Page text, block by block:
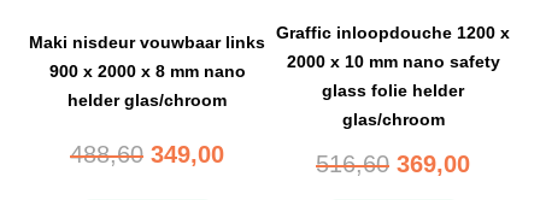
Maki nisdeur vouwbaar links
900 x 2000 x 8 mm nano
helder glas/chroom
488,60 349,00
Graffic inloopdouche 1200 x
2000 x 10 mm nano safety
glass folie helder
glas/chroom
516,60 369,00